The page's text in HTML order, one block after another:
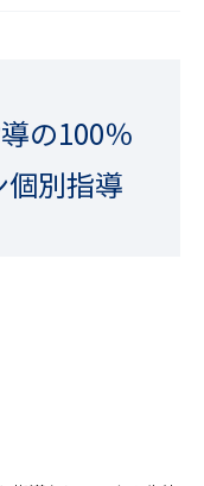
の100％
別指導